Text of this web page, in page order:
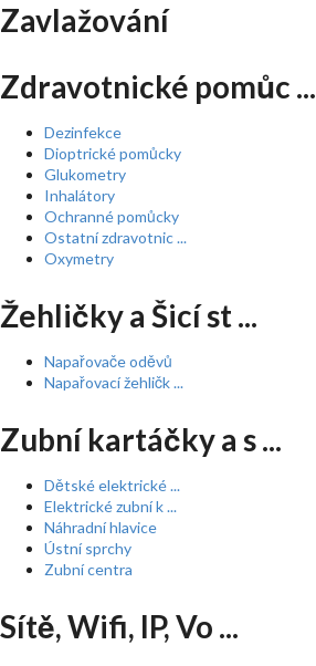
Zavlažování
Zdravotnické pomůc ...
Dezinfekce
Dioptrické pomůcky
Glukometry
Inhalátory
Ochranné pomůcky
Ostatní zdravotnic ...
Oxymetry
Žehličky a Šicí st ...
Napařovače oděvů
Napařovací žehličk ...
Zubní kartáčky a s ...
Dětské elektrické ...
Elektrické zubní k ...
Náhradní hlavice
Ústní sprchy
Zubní centra
Sítě, Wifi, IP, Vo ...